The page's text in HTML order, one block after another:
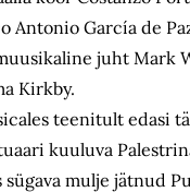
Antonio García de
juht
Kirkby.
teenitult edasi
kuuluva
mulje jätnud